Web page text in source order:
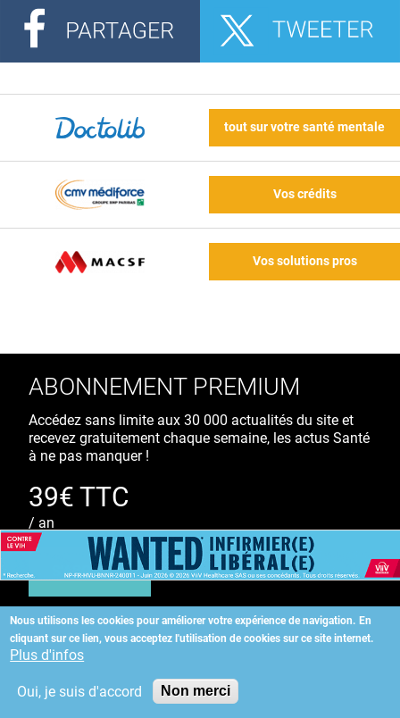
tout sur votre santé mentale
Vos crédits
Vos solutions pros
Nous utilisons les cookies pour améliorer votre expérience de navigation. En
cliquant sur ce lien, vous acceptez l'utilisation de cookies sur ce site internet.
Plus d'infos
Oui, je suis d'accord Non merci
ABONNEMENT PREMIUM
Accédez sans limite aux 30 000 actualités du site et
recevez gratuitement chaque semaine, les actus Santé
à ne pas manquer !
39€ TTC
/ an
S'ABONNER
Copyright©2026 ALLIEDHEALTH
KAURIWEB